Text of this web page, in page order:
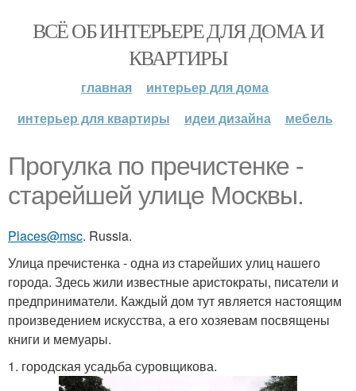
ВСЁ ОБ ИНТЕРЬЕРЕ ДЛЯ ДОМА И
КВАРТИРЫ
главная
интерьер для дома
интерьер для квартиры
идеи дизайна мебель
Прогулка по пречистенке -
старейшей улице Москвы.
Places@msc. Russia.
Улица пречистенка - одна из старейших улиц нашего
города. Здесь жили известные аристократы, писатели и
предприниматели. Каждый дом тут является настоящим
произведением искусства, а его хозяевам посвящены
книги и мемуары.
1. городская усадьба суровщикова.